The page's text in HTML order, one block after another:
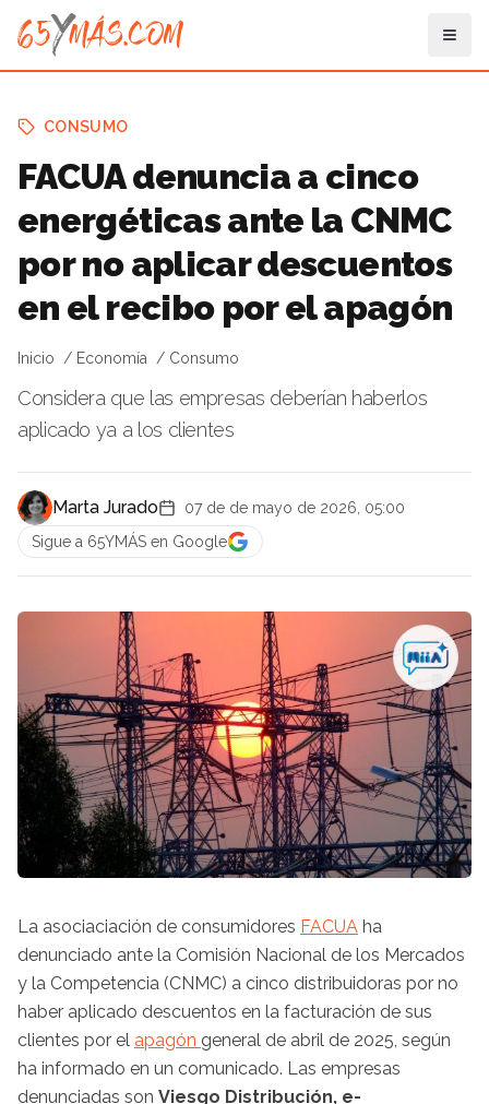
CONSUMO
FACUA denuncia a cinco
energéticas ante la CNMC
por no aplicar descuentos
en el recibo por el apagón
Inicio Economía Consumo
Considera que las empresas deberían haberlos
aplicado ya a los clientes
Marta Jurado
07 de de mayo de 2026, 05:00
Sigue a 65YMÁS en Google
La asociaciación de consumidores FACUA ha
denunciado ante la Comisión Nacional de los Mercados
y la Competencia (CNMC) a cinco distribuidoras por no
haber aplicado descuentos en la facturación de sus
clientes por el apagón general de abril de 2025, según
ha informado en un comunicado. Las empresas
denunciadas son Viesgo Distribución, e-